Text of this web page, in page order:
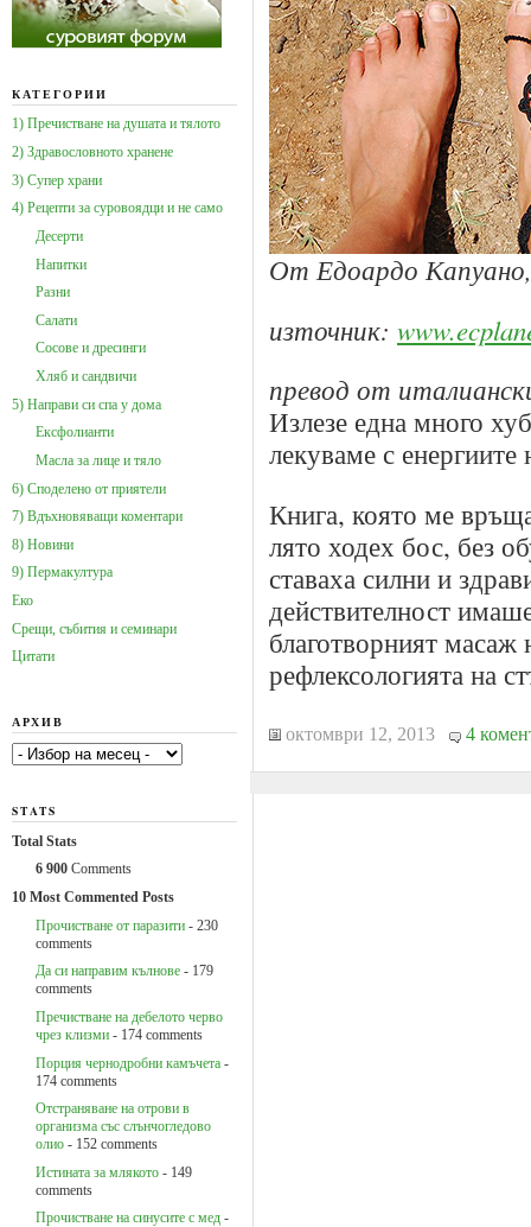
От Едоардо
източник:
превод от
Излезе една много
лекуваме с
Книга, която ме
лято ходех бос, без
ставаха силни и
действителност
благотворният масаж
рефлексологията на
октомври 12, 2013 4
КАТЕГОРИИ
1) Пречистване на душата и тялото
2) Здравословното хранене
3) Супер храни
4) Рецепти за суровоядци и не само
Десерти
Напитки
Разни
Салати
Сосове и дресинги
Хляб и сандвичи
5) Направи си спа у дома
Ексфолианти
Масла за лице и тяло
6) Споделено от приятели
7) Вдъхновяващи коментари
8) Новини
9) Пермакултура
Еко
Срещи, събития и семинари
Цитати
АРХИВ
Архив
STATS
Total Stats
6 900 Comments
10 Most Commented Posts
Прочистване от паразити - 230
comments
Да си направим кълнове - 179
comments
Пречистване на дебелото черво
чрез клизми - 174 comments
Порция чернодробни камъчета -
174 comments
Oтстраняване на отрови в
организма със слънчогледово
олио - 152 comments
Истината за млякото - 149
comments
Прочистване на синусите с мед -